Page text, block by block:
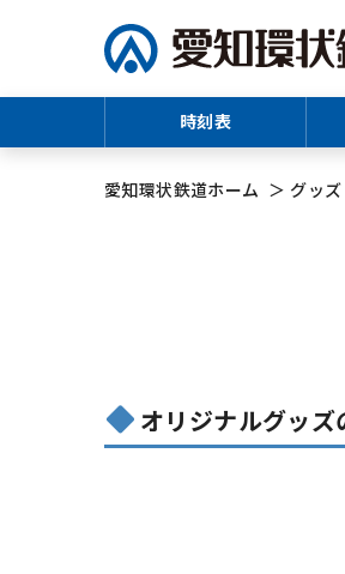
時刻表
愛知環状鉄道ホーム グッ
オリジナルグッズ